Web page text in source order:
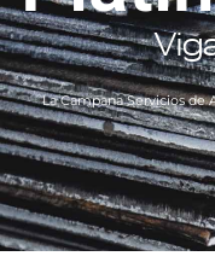
La Campana Servicios de